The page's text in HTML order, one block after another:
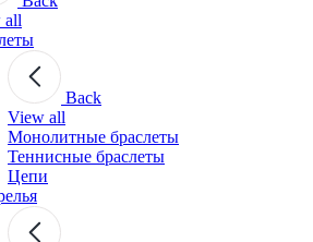
all
Back
View all
Монолитные браслеты
Теннисные браслеты
Цепи